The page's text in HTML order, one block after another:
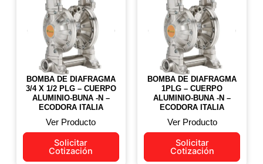
BOMBA DE DIAFRAGMA
3/4 X 1/2 PLG – CUERPO
ALUMINIO-BUNA -N –
ECODORA ITALIA
Ver Producto
Solicitar
Cotización
BOMBA DE DIAFRAGMA
1PLG – CUERPO
ALUMINIO-BUNA -N –
ECODORA ITALIA
Ver Producto
Solicitar
Cotización